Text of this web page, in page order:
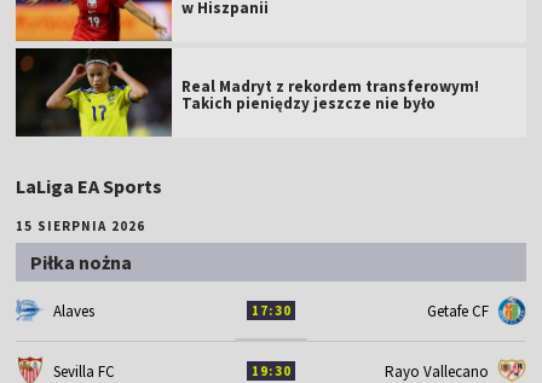
w Hiszpanii
Real Madryt z rekordem transferowym!
Takich pieniędzy jeszcze nie było
LaLiga EA Sports
15 SIERPNIA 2026
Piłka nożna
Alaves 17:30 Getafe CF
Sevilla FC 19:30 Rayo Vallecano